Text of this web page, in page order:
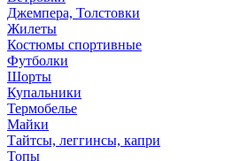
Джемпера, Толстовки
Жилеты
Костюмы спортивные
Футболки
Шорты
Купальники
Термобелье
Майки
Тайтсы, леггинсы, капри
Топы